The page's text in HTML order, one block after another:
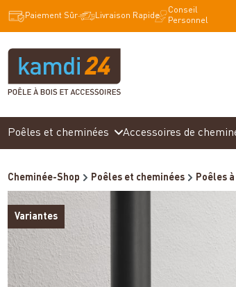
Passer à la navigation principale
Paiement Sûr Livraison Rapide
Conseil
Personnel
Poêles et cheminées Accessoires de
Cheminée-Shop Poêles et cheminées Poêles
Variantes